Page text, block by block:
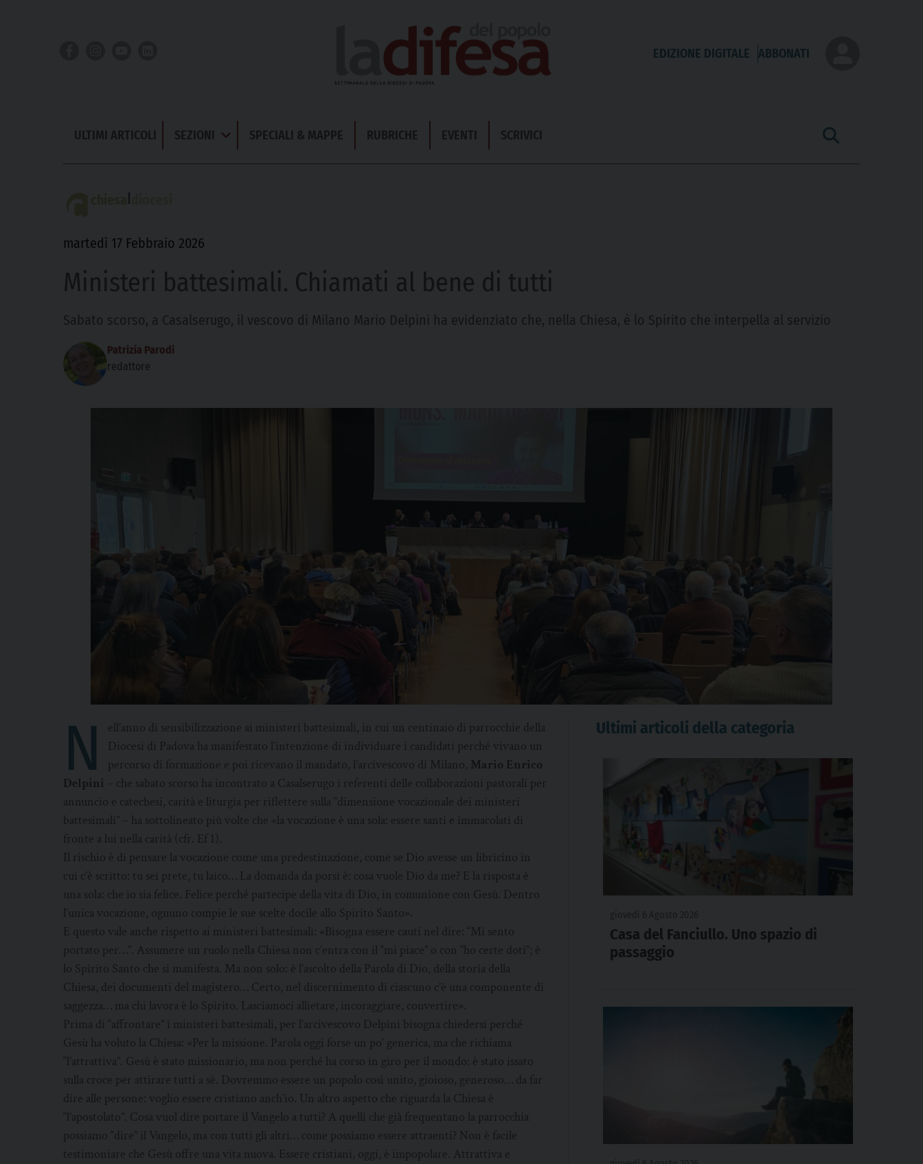
EDIZIONE DIGITALE ABBONATI
ULTIMI ARTICOLI SEZIONI
Apri
Menu
SPECIALI & MAPPE RUBRICHE EVENTI SCRIVICI
martedì 17 Febbraio 2026
Ministeri battesimali. Chiamati al bene di tutti
Sabato scorso, a Casalserugo, il vescovo di Milano Mario Delpini ha evidenziato che, nella Chiesa, è lo Spirito che interpella al servizio
Patrizia Parodi
redattore
N
ell’anno di sensibilizzazione ai ministeri battesimali, in cui un centinaio di parrocchie della
Diocesi di Padova ha manifestato l’intenzione di individuare i candidati perché vivano un
percorso di formazione e poi ricevano il mandato, l’arcivescovo di Milano, Mario Enrico
Delpini – che sabato scorso ha incontrato a Casalserugo i referenti delle collaborazioni pastorali per
annuncio e catechesi, carità e liturgia per riflettere sulla “dimensione vocazionale dei ministeri
battesimali” – ha sottolineato più volte che «la vocazione è una sola: essere santi e immacolati di
fronte a lui nella carità (cfr. Ef 1).
Il rischio è di pensare la vocazione come una predestinazione, come se Dio avesse un libricino in
cui c’è scritto: tu sei prete, tu laico… La domanda da porsi è: cosa vuole Dio da me? E la risposta è
una sola: che io sia felice. Felice perché partecipe della vita di Dio, in comunione con Gesù. Dentro
l’unica vocazione, ognuno compie le sue scelte docile allo Spirito Santo».
E questo vale anche rispetto ai ministeri battesimali: «Bisogna essere cauti nel dire: “Mi sento
portato per…”. Assumere un ruolo nella Chiesa non c’entra con il “mi piace” o con “ho certe doti”; è
lo Spirito Santo che si manifesta. Ma non solo: è l’ascolto della Parola di Dio, della storia della
Chiesa, dei documenti del magistero… Certo, nel discernimento di ciascuno c’è una componente di
saggezza… ma chi lavora è lo Spirito. Lasciamoci allietare, incoraggiare, convertire».
Prima di “affrontare” i ministeri battesimali, per l’arcivescovo Delpini bisogna chiedersi perché
Gesù ha voluto la Chiesa: «Per la missione. Parola oggi forse un po’ generica, ma che richiama
“l’attrattiva”. Gesù è stato missionario, ma non perché ha corso in giro per il mondo: è stato issato
sulla croce per attirare tutti a sè. Dovremmo essere un popolo così unito, gioioso, generoso… da far
dire alle persone: voglio essere cristiano anch’io. Un altro aspetto che riguarda la Chiesa è
“l’apostolato”. Cosa vuol dire portare il Vangelo a tutti? A quelli che già frequentano la parrocchia
possiamo “dire” il Vangelo, ma con tutti gli altri… come possiamo essere attraenti? Non è facile
testimoniare che Gesù offre una vita nuova. Essere cristiani, oggi, è impopolare. Attrattiva e
Ultimi articoli della categoria
Casa del Fanciullo. Uno spazio di
passaggio